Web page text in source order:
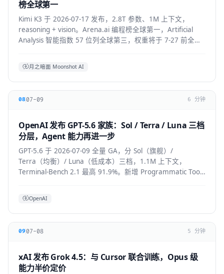
榜全球第一
Kimi K3 于 2026-07-17 发布，2.8T 参数、1M 上下文，
reasoning + vision。Arena.ai 编程榜全球第一，Artificial
Analysis 智能指数 57 位列全球第三，权重将于 7-27 前全部
月之暗面 Moonshot AI
0807-09 6 分钟
OpenAI 发布 GPT-5.6 家族：Sol / Terra / Luna 三档
分层，Agent 能力再进一步
GPT-5.6 于 2026-07-09 全量 GA，分 Sol（旗舰）/
Terra（均衡）/ Luna（低成本）三档，1.1M 上下文，
Terminal-Bench 2.1 最高 91.9%。新增 Programmatic Tool
OpenAI
0907-08 5 分钟
xAI 发布 Grok 4.5：与 Cursor 联合训练，Opus 级
能力半价定价